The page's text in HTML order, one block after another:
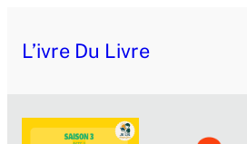
auL’ivre Du Livre